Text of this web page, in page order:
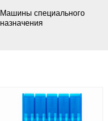
Машины специального
назначения